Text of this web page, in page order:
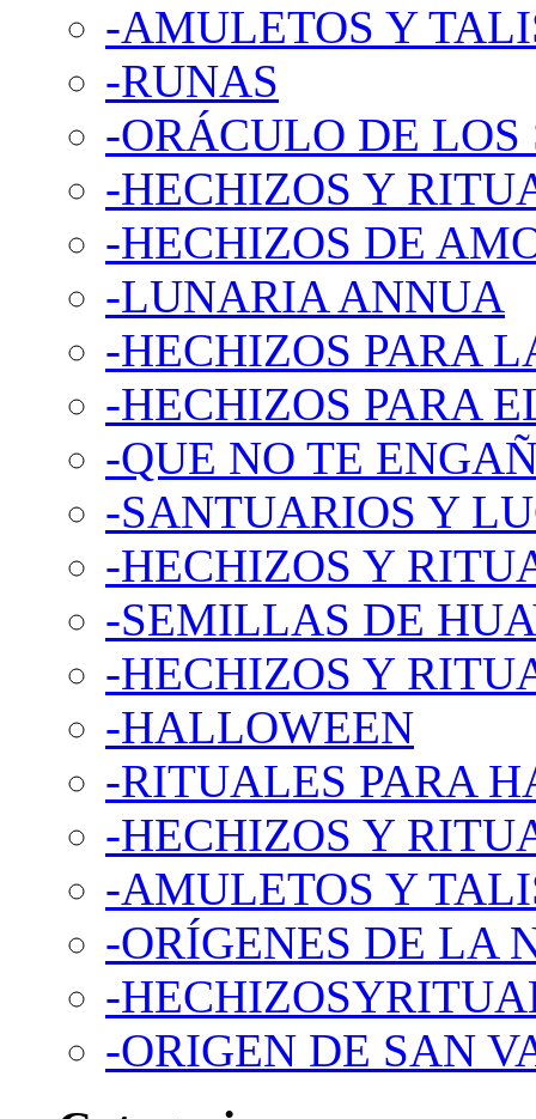
-AMULETOS Y
-RUNAS
-ORÁCULO DE
-HECHIZOS Y
-HECHIZOS DE
-LUNARIA ANNUA
-HECHIZOS PARA
-HECHIZOS PARA
-QUE NO TE
-SANTUARIOS Y
-HECHIZOS Y
-SEMILLAS DE
-HECHIZOS Y
-HALLOWEEN
-RITUALES PARA
-HECHIZOS Y
-AMULETOS Y
-ORÍGENES DE LA
-
-ORIGEN DE SAN